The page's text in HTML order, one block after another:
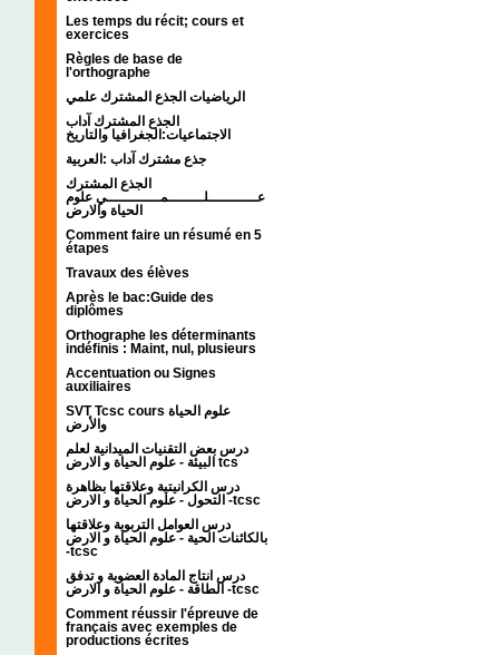
Les temps du récit; cours et
exercices
Règles de base de
l'orthographe
الرياضيات الجذع المشترك علمي
الجذع المشترك آداب
الاجتماعيات:الجغرافيا والتاريخ
جذع مشترك آداب :العربية
الجذع المشترك
عـــــــــــلــــــــمــــــــــــي علوم
الحياة والارض
Comment faire un résumé en 5
étapes
Travaux des élèves
Après le bac:Guide des
diplômes
Orthographe les déterminants
indéfinis : Maint, nul, plusieurs
Accentuation ou Signes
auxiliaires
SVT Tcsc cours علوم الحياة
والأرض
درس بعض التقنيات الميدانية لعلم
البيئة - علوم الحياة و الارض tcs
درس الكرانيتية وعلاقتها بظاهرة
التحول - علوم الحياة و الارض -tcsc
درس العوامل التربوية وعلاقتها
بالكائنات الحية - علوم الحياة و الارض
-tcsc
درس انتاج المادة العضوية و تدفق
الطاقة - علوم الحياة و الارض -tcsc
Comment réussir l'épreuve de
français avec exemples de
productions écrites